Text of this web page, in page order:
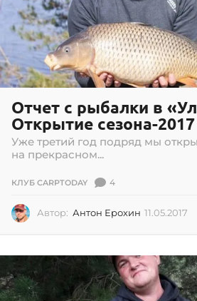
Отчет с рыбалки в
Открытие сезона-2017
Уже третий год подряд мы
на прекрасном...
КЛУБ CARPTODAY 4
Автор: Антон Ерохин 11.05.2017
0
5
.
2